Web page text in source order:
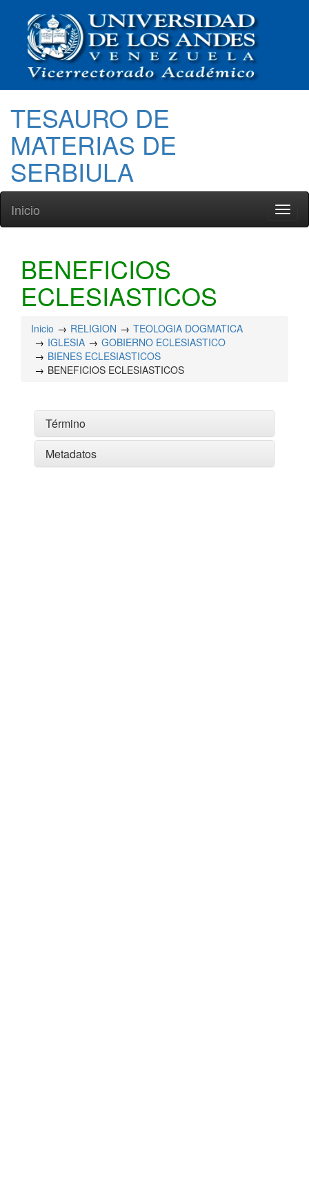
TESAURO DE
MATERIAS DE
SERBIULA
Inicio
BENEFICIOS
ECLESIASTICOS
Inicio RELIGION
TEOLOGIA DOGMATICA
IGLESIA
GOBIERNO ECLESIASTICO
BIENES ECLESIASTICOS
BENEFICIOS ECLESIASTICOS
Término
Metadatos